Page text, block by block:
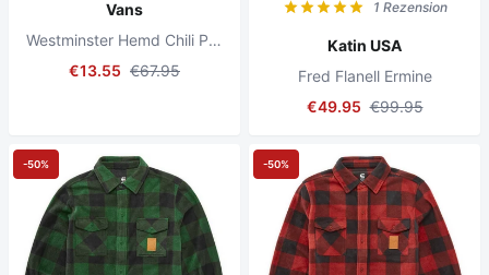
Vans
Westminster Hemd Chili Pepper/Schwarz
€13.55 €67.95
1 Rezension
Katin USA
Fred Flanell Ermine
€49.95 €99.95
-50% -50%